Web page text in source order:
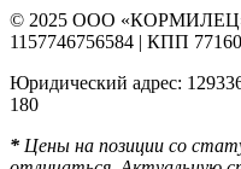
© 2025 ООО
1157746756584 | КПП
Юридический адрес:
180
* Цены на позиции со